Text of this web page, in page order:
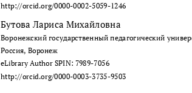
http://orcid.org/0000-0002-5059-1246
Бутова Лариса Михайловна
Воронежский государственный педагогический
Россия, Воронеж
eLibrary Author SPIN: 7989-7056
http://orcid.org/0000-0003-3735-9503